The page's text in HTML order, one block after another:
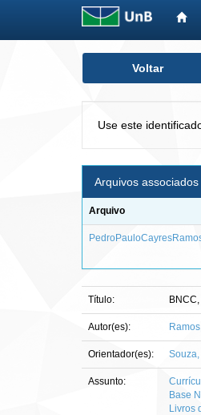
Voltar
Use este
Arquivos
Arquivo
Título:
Autor(es):
Orientador(es):
Assunto:
Base
Livros